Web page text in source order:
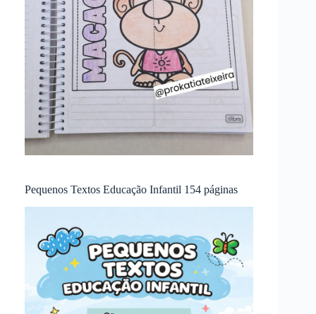
Pequenos Textos Educação Infantil 154 páginas